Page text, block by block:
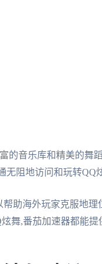
的音乐库和精美的舞
阻地访问和玩转QQ
助海外玩家克服地理
舞,番茄加速器都能提